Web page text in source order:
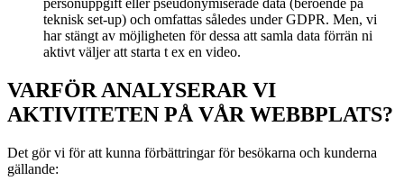
personuppgift eller pseudonymiserade data (beroende på
teknisk set-up) och omfattas således under GDPR. Men, vi
har stängt av möjligheten för dessa att samla data förrän ni
aktivt väljer att starta t ex en video.
VARFÖR ANALYSERAR VI
AKTIVITETEN PÅ VÅR WEBBPLATS?
Det gör vi för att kunna förbättringar för besökarna och kunderna
gällande: